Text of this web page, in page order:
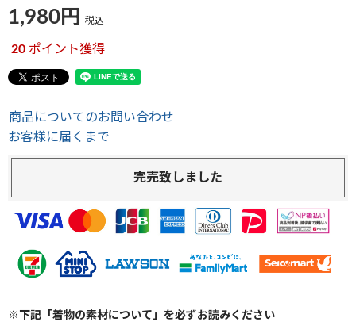
1,980 税込
20 ポイント獲得
商品についてのお問い合わせ
お客様に届くまで
完売致しました
※下記「着物の素材について」を必ずお読みください